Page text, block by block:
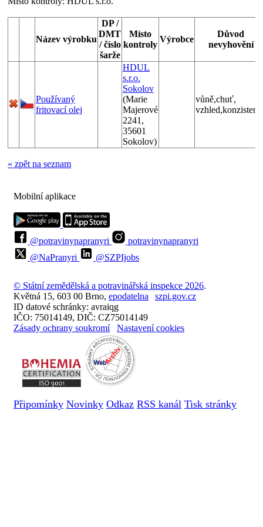
Název výrobku
DP /
DMT
/ číslo
šarže
Místo
kontroly
Výrobce
Důvod
nevyhovění
Používaný
fritovací olej
HDUL
s.r.o.
Sokolov
(Marie
Majerové
2241,
35601
Sokolov)
vůně,chuť,
« zpět na seznam
Mobilní aplikace
@potravinynapranyri
potravinynapranyri
@NaPranyri
@SZPIjobs
© Státní zemědělská a potravinářská inspekce 2026.
Květná 15, 603 00 Brno, epodatelna
szpi.gov.cz
ID datové schránky: avraiqg
IČO: 75014149, DIČ: CZ75014149
Zásady ochrany soukromí
Nastavení cookies
Připomínky Novinky Odkaz RSS kanál Tisk stránky